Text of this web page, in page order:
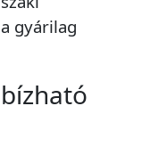
gyárilag